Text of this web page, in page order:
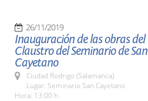
26/11/2019
Inauguración de las obras del
Claustro del Seminario de San
Cayetano
Ciudad Rodrigo (Salamanca)
Lugar: Seminario San Cayetano
Hora: 13:00 h.